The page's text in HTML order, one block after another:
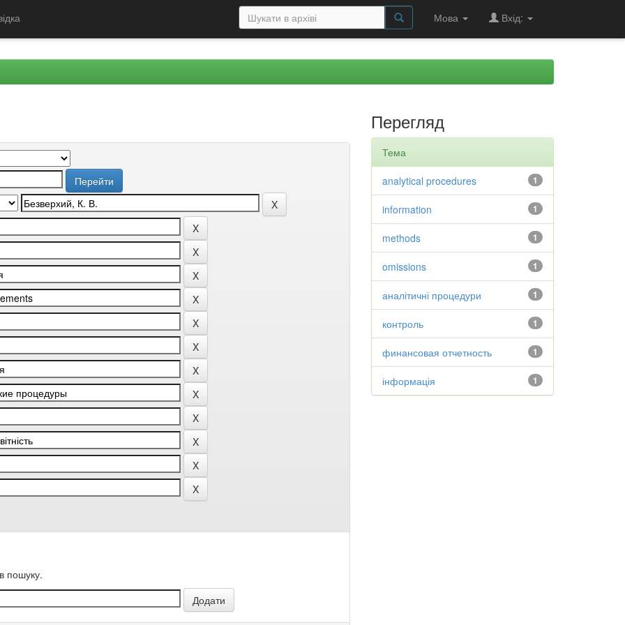
Мова Вхід:
пошуку.
Перегляд
Тема
1
analytical procedures
1
information
1
methods
1
omissions
1
аналітичні процедури
1
контроль
1
финансовая отчетность
1
інформація